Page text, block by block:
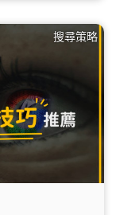
搜尋策略